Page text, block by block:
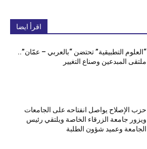
اقرأ ايضا
“العلوم التطبيقية” تحتضن “بالعربي – عمّان”..
ملتقى المبدعين وصناع التغيير
حزب الإصلاح يواصل انفتاحه على الجامعات
ويزور جامعة الزرقاء الخاصة ويلتقي رئيس
الجامعة وعميد شؤون الطلبة